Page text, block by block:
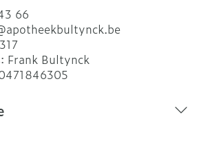
66
apotheekbultynck.be
Frank Bultynck